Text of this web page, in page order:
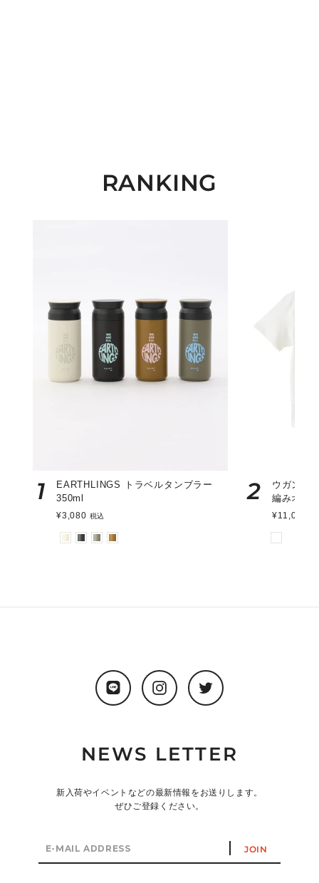
RANKING
1
EARTHLINGS トラベルタンブラー
350ml
¥3,080 税込
2
ウガンダ
編みオー
¥11,000
LINE InstagramTwitter
NEWS LETTER
新入荷やイベントなどの最新情報をお送りします。
ぜひご登録ください。
address
JOIN